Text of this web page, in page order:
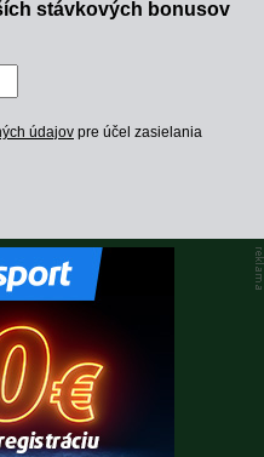
stávkových bonusov
údajov pre účel zasielania